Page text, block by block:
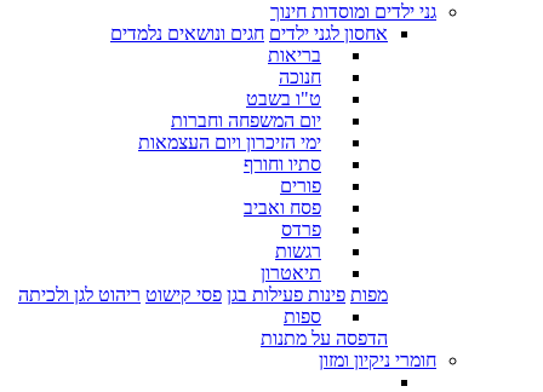
גני ילדים ומוסדות חינוך
אחסון לגני ילדים חגים ונושאים נלמדים
בריאות
חנוכה
ט"ו בשבט
יום המשפחה וחברות
ימי הזיכרון ויום העצמאות
סתיו וחורף
פורים
פסח ואביב
פרדס
רגשות
תיאטרון
מפות פינות פעילות בגן פסי קישוט ריהוט לגן ולכיתה
ספות
הדפסה על מתנות
חומרי ניקיון ומזון